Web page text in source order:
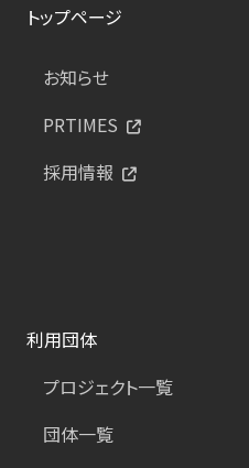
トップページ
お知らせ
PRTIMES
採用情報
利用団体
プロジェクト一覧
団体一覧